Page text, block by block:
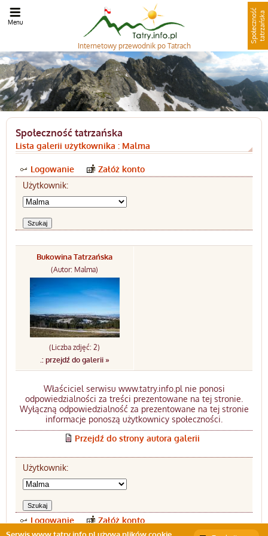
Internetowy przewodnik po Tatrach
S
p
o
ł
e
c
z
n
oś
ć
t
a
t
r
z
a
ń
s
ka
Menu
Społeczność tatrzańska
Lista galerii użytkownika : Malma
Logowanie
Załóż konto
Użytkownik:
Bukowina Tatrzańska
(Autor: Malma)
(Liczba zdjęć: 2)
.: przejdź do galerii »
Właściciel serwisu www.tatry.info.pl nie ponosi
odpowiedzialności za treści prezentowane na tej stronie.
Wyłączną odpowiedzialność za prezentowane na tej stronie
informacje ponoszą użytkownicy społeczności.
Przejdź do strony autora galerii
Użytkownik:
Logowanie Załóż konto